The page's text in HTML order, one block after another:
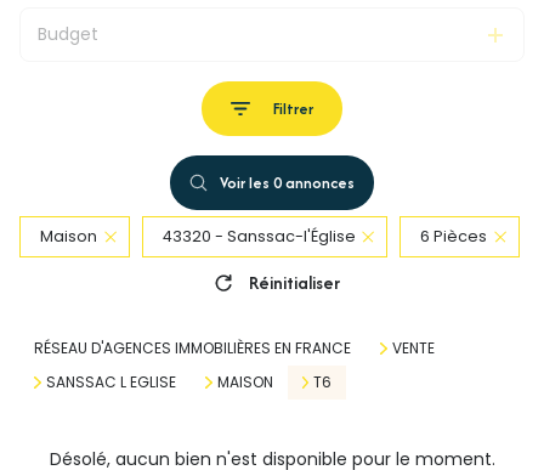
Budget
Filtrer
Voir les 0annonces
Maison 43320 - Sanssac-l'Église 6 Pièces
Réinitialiser
RÉSEAU D'AGENCES IMMOBILIÈRES EN FRANCE
VENTE
SANSSAC L EGLISE
MAISON T6
Désolé, aucun bien n'est disponible pour le moment.